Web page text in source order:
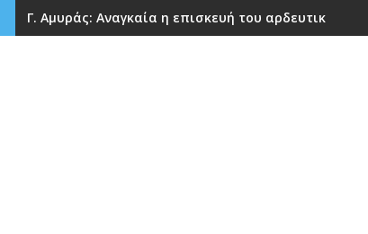
Γ. Αμυράς: Αναγκαία η επισκευή του αρδευτικού